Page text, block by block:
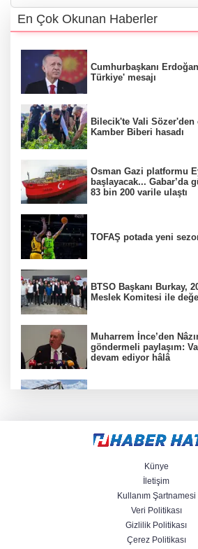
En Çok Okunan Haberler
Cumhurbaşkanı
Türkiye' mesajı
Bilecik'te Vali
Kamber Biberi hasadı
Osman Gazi platformu
başlayacak... Gabar’da
83 bin 200 varile ulaştı
TOFAŞ potada yeni
BTSO Başkanı Burkay,
Meslek Komitesi ile
Muharrem İnce’den
göndermeli paylaşım:
devam ediyor hâlâ
yaz tatili sunuyor
Trabzonspor'a büyük
Künye
İletişim
Kullanım Şartnamesi
Veri Politikası
Gizlilik Politikası
Çerez Politikası